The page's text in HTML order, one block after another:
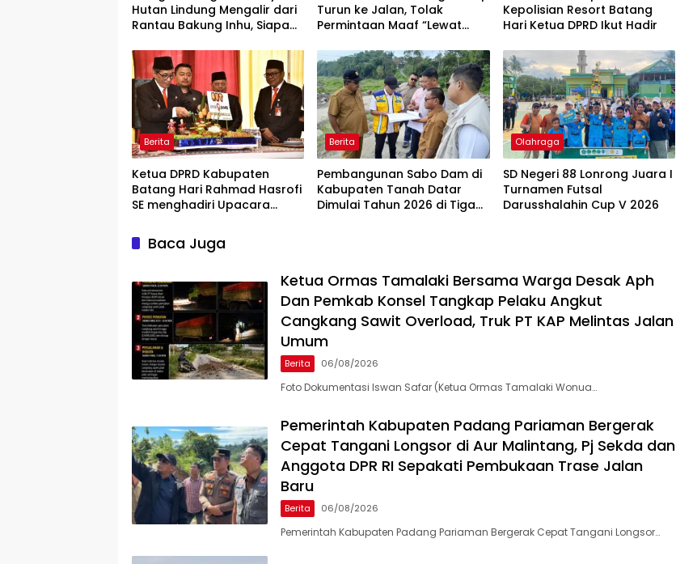
Hutan Lindung Mengalir dari
Rantau Bakung Inhu, Siapa
Turun ke Jalan, Tolak
Permintaan Maaf “Lewat
Kepolisian Resort Batang
Hari ‎Ketua DPRD Ikut Hadir
Berita
Ketua DPRD Kabupaten
Batang Hari Rahmad Hasrofi
SE menghadiri Upacara
Berita
Pembangunan Sabo Dam di
Kabupaten Tanah Datar
Dimulai Tahun 2026 di Tiga
Olahraga
SD Negeri 88 Lonrong Juara I
Turnamen Futsal
Darusshalahin Cup V 2026
Baca Juga
Ketua Ormas Tamalaki Bersama Warga Desak Aph
Dan Pemkab Konsel Tangkap Pelaku Angkut
Cangkang Sawit Overload, Truk PT KAP Melintas Jalan
Umum
Berita 06/08/2026
Foto Dokumentasi Iswan Safar (Ketua Ormas Tamalaki Wonua…
Pemerintah Kabupaten Padang Pariaman Bergerak
Cepat Tangani Longsor di Aur Malintang, Pj Sekda dan
Anggota DPR RI Sepakati Pembukaan Trase Jalan
Baru
Berita 06/08/2026
Pemerintah Kabupaten Padang Pariaman Bergerak Cepat Tangani Longsor…